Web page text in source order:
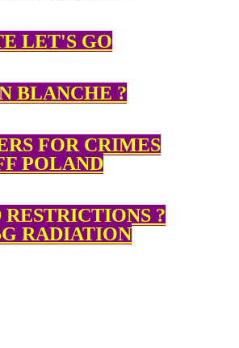
LET'S GO
BLANCHE ?
FOR CRIMES
POLAND
?
RADIATION